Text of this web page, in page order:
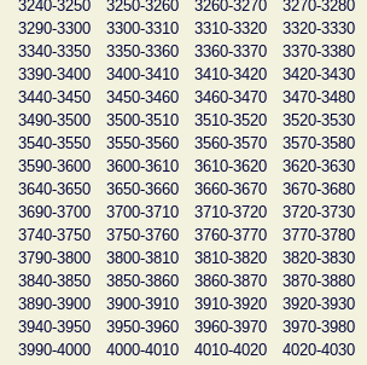
3240-3250
3250-3260 3260-3270 3270-3280
3290-3300
3300-3310 3310-3320 3320-3330
3340-3350
3350-3360 3360-3370 3370-3380
3390-3400
3400-3410 3410-3420 3420-3430
3440-3450
3450-3460 3460-3470 3470-3480
3490-3500
3500-3510 3510-3520 3520-3530
3540-3550
3550-3560 3560-3570 3570-3580
3590-3600
3600-3610 3610-3620 3620-3630
3640-3650
3650-3660 3660-3670 3670-3680
3690-3700
3700-3710 3710-3720 3720-3730
3740-3750
3750-3760 3760-3770 3770-3780
3790-3800
3800-3810 3810-3820 3820-3830
3840-3850
3850-3860 3860-3870 3870-3880
3890-3900
3900-3910 3910-3920 3920-3930
3940-3950
3950-3960 3960-3970 3970-3980
3990-4000
4000-4010 4010-4020 4020-4030